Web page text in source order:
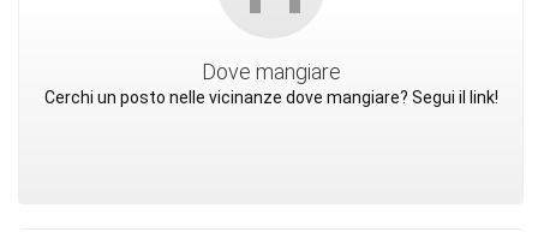
Dove mangiare
Cerchi un posto nelle vicinanze dove mangiare? Segui il link!